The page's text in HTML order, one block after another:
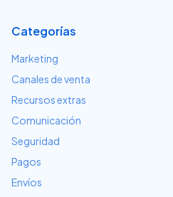
Categorías
Marketing
Canales de venta
Recursos extras
Comunicación
Seguridad
Pagos
Envíos